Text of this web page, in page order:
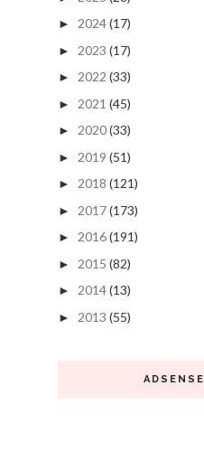
► 2024(17)
► 2023 (17)
► 2022 (33)
► 2021 (45)
► 2020(33)
► 2019 (51)
► 2018 (121)
► 2017(173)
► 2016(191)
► 2015 (82)
► 2014(13)
► 2013 (55)
ADSENSE